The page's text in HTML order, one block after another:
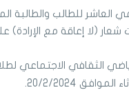
العاشر للطالب والطالبة
شعار (لا إعاقة مع
الثقافي الاجتماعي
20/2/2024.